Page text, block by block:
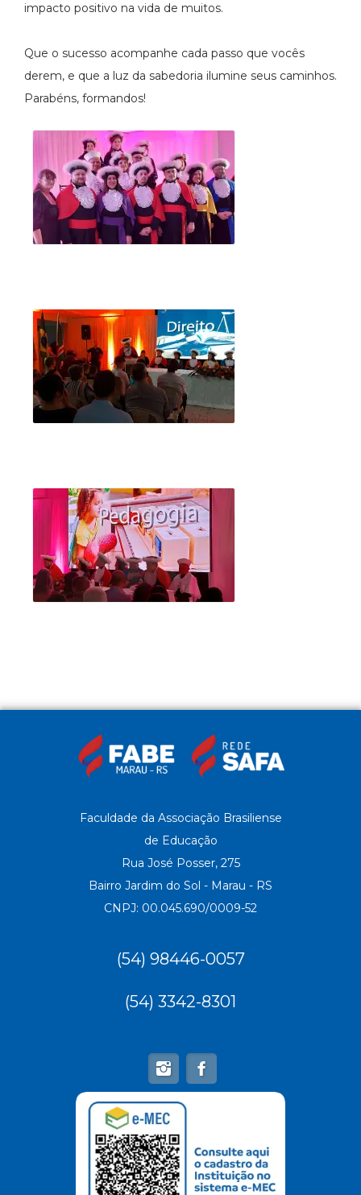
impacto positivo na vida de muitos.
Que o sucesso acompanhe cada passo que vocês
derem, e que a luz da sabedoria ilumine seus caminhos.
Parabéns, formandos!
Faculdade da Associação Brasiliense
de Educação
Rua José Posser, 275
Bairro Jardim do Sol - Marau - RS
CNPJ: 00.045.690/0009-52
(54) 98446-0057
(54) 3342-8301